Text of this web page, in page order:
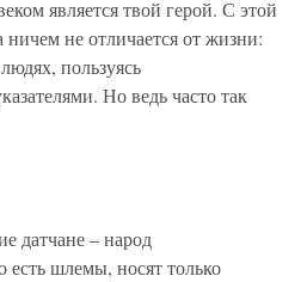
является твой герой. С этой
ничем не отличается от жизни:
пользуясь
Но ведь часто так
датчане – народ
шлемы, носят только